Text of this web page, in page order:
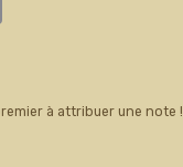
à attribuer une note !